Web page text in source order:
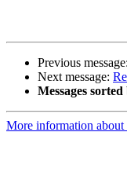
Previous message:
Next message:
Messages sorted
More information